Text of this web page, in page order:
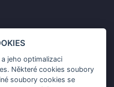
úseku na víkendovku tu
s naCOOPkou sekerku Fiskars
jeho optimalizaci
Některé cookies soubory
soubory cookies se